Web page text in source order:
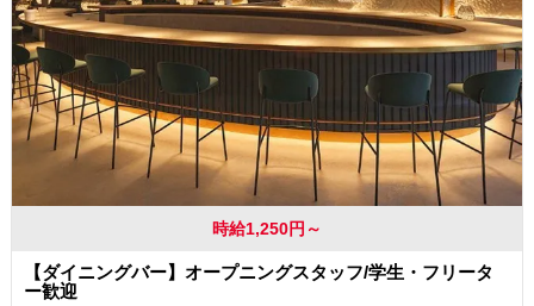
時給1,250円～
【ダイニングバー】オープニングスタッフ/学生・フリータ
ー歓迎